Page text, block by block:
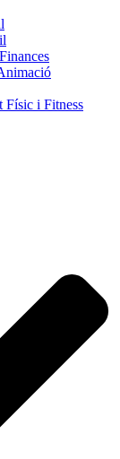
Físic i Fitness